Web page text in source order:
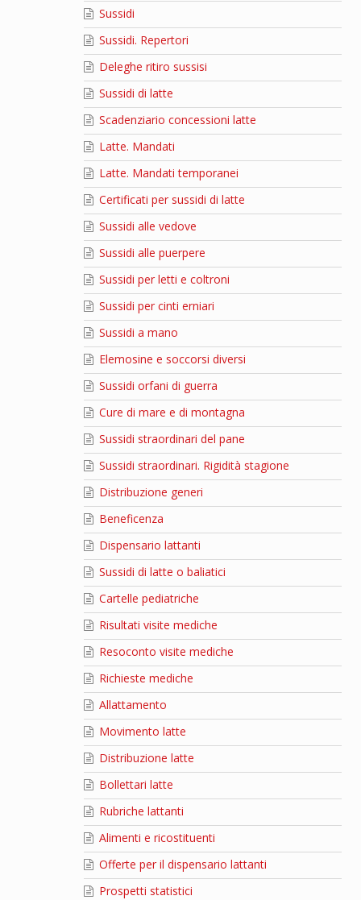
Sussidi
Sussidi. Repertori
Deleghe ritiro sussisi
Sussidi di latte
Scadenziario concessioni latte
Latte. Mandati
Latte. Mandati temporanei
Certificati per sussidi di latte
Sussidi alle vedove
Sussidi alle puerpere
Sussidi per letti e coltroni
Sussidi per cinti erniari
Sussidi a mano
Elemosine e soccorsi diversi
Sussidi orfani di guerra
Cure di mare e di montagna
Sussidi straordinari del pane
Sussidi straordinari. Rigidità stagione
Distribuzione generi
Beneficenza
Dispensario lattanti
Sussidi di latte o baliatici
Cartelle pediatriche
Risultati visite mediche
Resoconto visite mediche
Richieste mediche
Allattamento
Movimento latte
Distribuzione latte
Bollettari latte
Rubriche lattanti
Alimenti e ricostituenti
Offerte per il dispensario lattanti
Prospetti statistici